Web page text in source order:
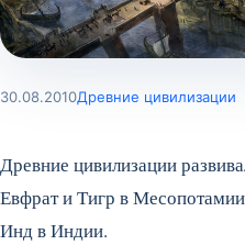
30.08.2010Древние цивилизации
Древние цивилизации
Евфрат и Тигр в
Инд в Индии.